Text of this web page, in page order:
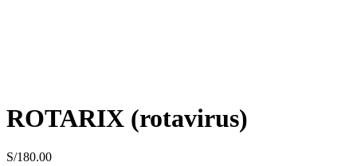
ROTARIX (rotavirus)
S/180.00